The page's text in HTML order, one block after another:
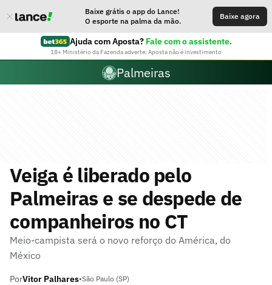
Baixe grátis o app do Lance!
O esporte na palma da mão.
Baixe agora
Ajuda com Aposta? Fale com o assistente.
18+ Ministério da Fazenda adverte: Aposta não é investimento
Palmeiras
Veiga é liberado pelo
Palmeiras e se despede de
companheiros no CT
Meio-campista será o novo reforço do América, do
México
PorVitor Palhares•São Paulo (SP)